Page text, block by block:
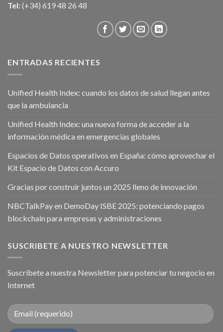
Tel: (+34) 619 48 26 48
ENTRADAS RECIENTES
Unified Health Index: cuando los datos de salud llegan antes
que la ambulancia
Unified Health Index: una nueva forma de acceder a la
información médica en emergencias globales
Espacios de Datos operativos en España: cómo aprovechar el
Kit Espacio de Datos con Accuro
Gracias por construir juntos un 2025 lleno de innovación
NBCTalkPay en DemoDay ISBE 2025: potenciando pagos
blockchain para empresas y administraciones
SUSCRIBETE A NUESTRO NEWSLETTER
Suscríbete a nuestra Newsletter para potenciar tu negocio en
Internet